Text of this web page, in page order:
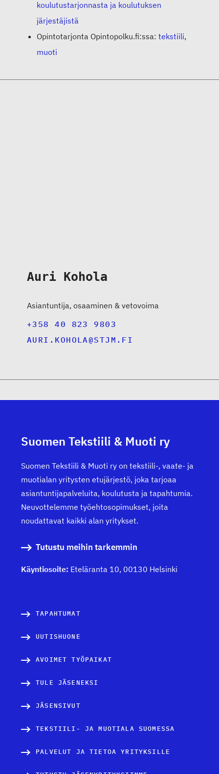
koulutustarjonnasta ja koulutuksen
järjestäjistä
Opintotarjonta Opintopolku.fi:ssa: tekstiili,
muoti
Auri Kohola
Asiantuntija, osaaminen & vetovoima
+358 40 823 9803
AURI.KOHOLA@STJM.FI
Suomen Tekstiili & Muoti ry
Suomen Tekstiili & Muoti ry on tekstiili-, vaate- ja
muotialan yritysten etujärjestö, joka tarjoaa
asiantuntijapalveluita, koulutusta ja tapahtumia.
Neuvottelemme työehtosopimukset, joita
noudattavat kaikki alan yritykset.
Tutustu meihin tarkemmin
Käyntiosoite: Eteläranta 10, 00130 Helsinki
TAPAHTUMAT
UUTISHUONE
AVOIMET TYÖPAIKAT
TULE JÄSENEKSI
JÄSENSIVUT
TEKSTIILI- JA MUOTIALA SUOMESSA
PALVELUT JA TIETOA YRITYKSILLE